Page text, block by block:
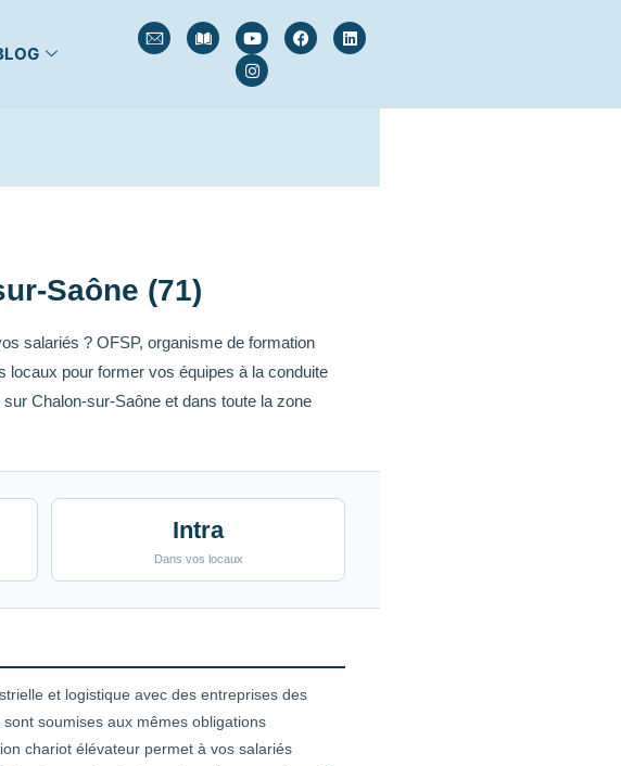
Saône (71)
salariés ? OFSP, organisme de formation
locaux pour former vos équipes à la conduite
Chalon-sur-Saône et dans toute la zone
Intra
Dans vos locaux
et logistique avec des entreprises des
soumises aux mêmes obligations
chariot élévateur permet à vos salariés